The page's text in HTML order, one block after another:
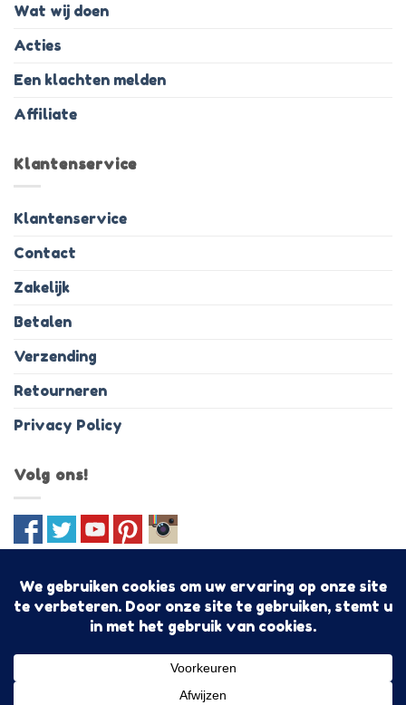
Wat wij doen
Acties
Een klachten melden
Affiliate
Klantenservice
Klantenservice
Contact
Zakelijk
Betalen
Verzending
Retourneren
Privacy Policy
Volg ons!
Shoptegoed!
MasterCard
Algemene voorwaarden
Copyright 2026 ©